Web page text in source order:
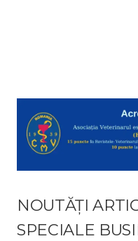
NOUTĂȚI
SPECIALE